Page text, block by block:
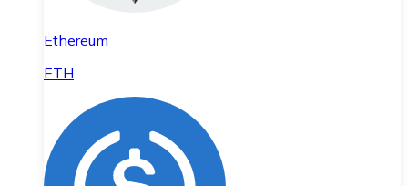
Ethereum
ETH